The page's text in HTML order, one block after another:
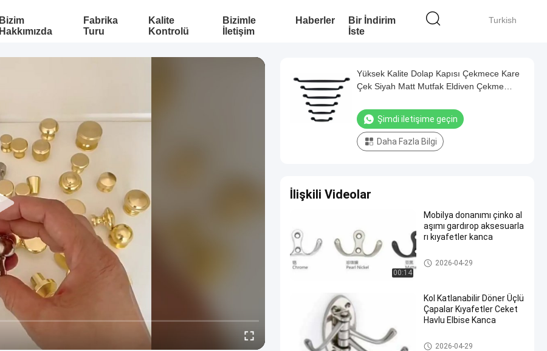
Turkish
Bizim
Hakkımızda
Fabrika
Turu
Kalite
Kontrolü
Bizimle
İletişim
Haberler
Bir İndirim
İste
Yüksek Kalite Dolap Kapısı Çekmece Kare
Çek Siyah Matt Mutfak Eldiven Çekme
Şimdi iletişime geçin
Daha Fazla Bilgi
İlişkili Videolar
00:14
Mobilya donanımı çinko al
aşımı gardırop aksesuarla
rı kıyafetler kanca
Donanım Çekme Kolları
2026-04-29
Kol Katlanabilir Döner Üçlü
Çapalar Kıyafetler Ceket
Havlu Elbise Kanca
Donanım Çekme Kolları
2026-04-29